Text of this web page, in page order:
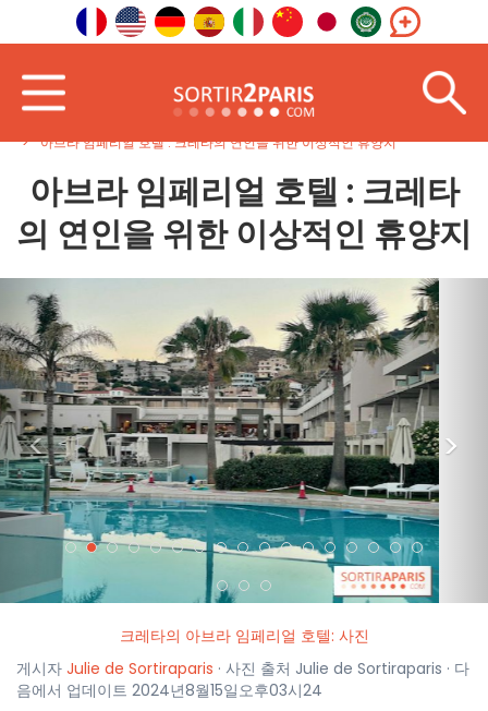
아브라 임페리얼 호텔 : 크레타의 연인을 위한 이상적인 휴양지
아브라 임페리얼 호텔 : 크레타
의 연인을 위한 이상적인 휴양지
< >
크레타의 아브라 임페리얼 호텔: 사진
게시자 Julie de Sortiraparis · 사진 출처 Julie de Sortiraparis · 다
음에서 업데이트 2024년8월15일오후03시24